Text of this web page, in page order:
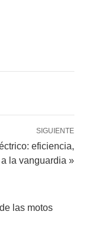
SIGUIENTE
eficiencia,
la vanguardia »
las motos